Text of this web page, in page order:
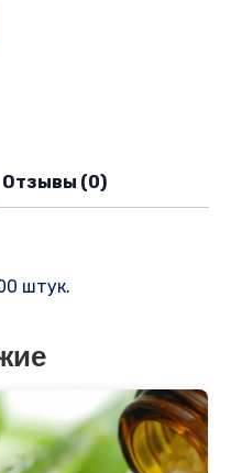
Отзывы (0)
штук.